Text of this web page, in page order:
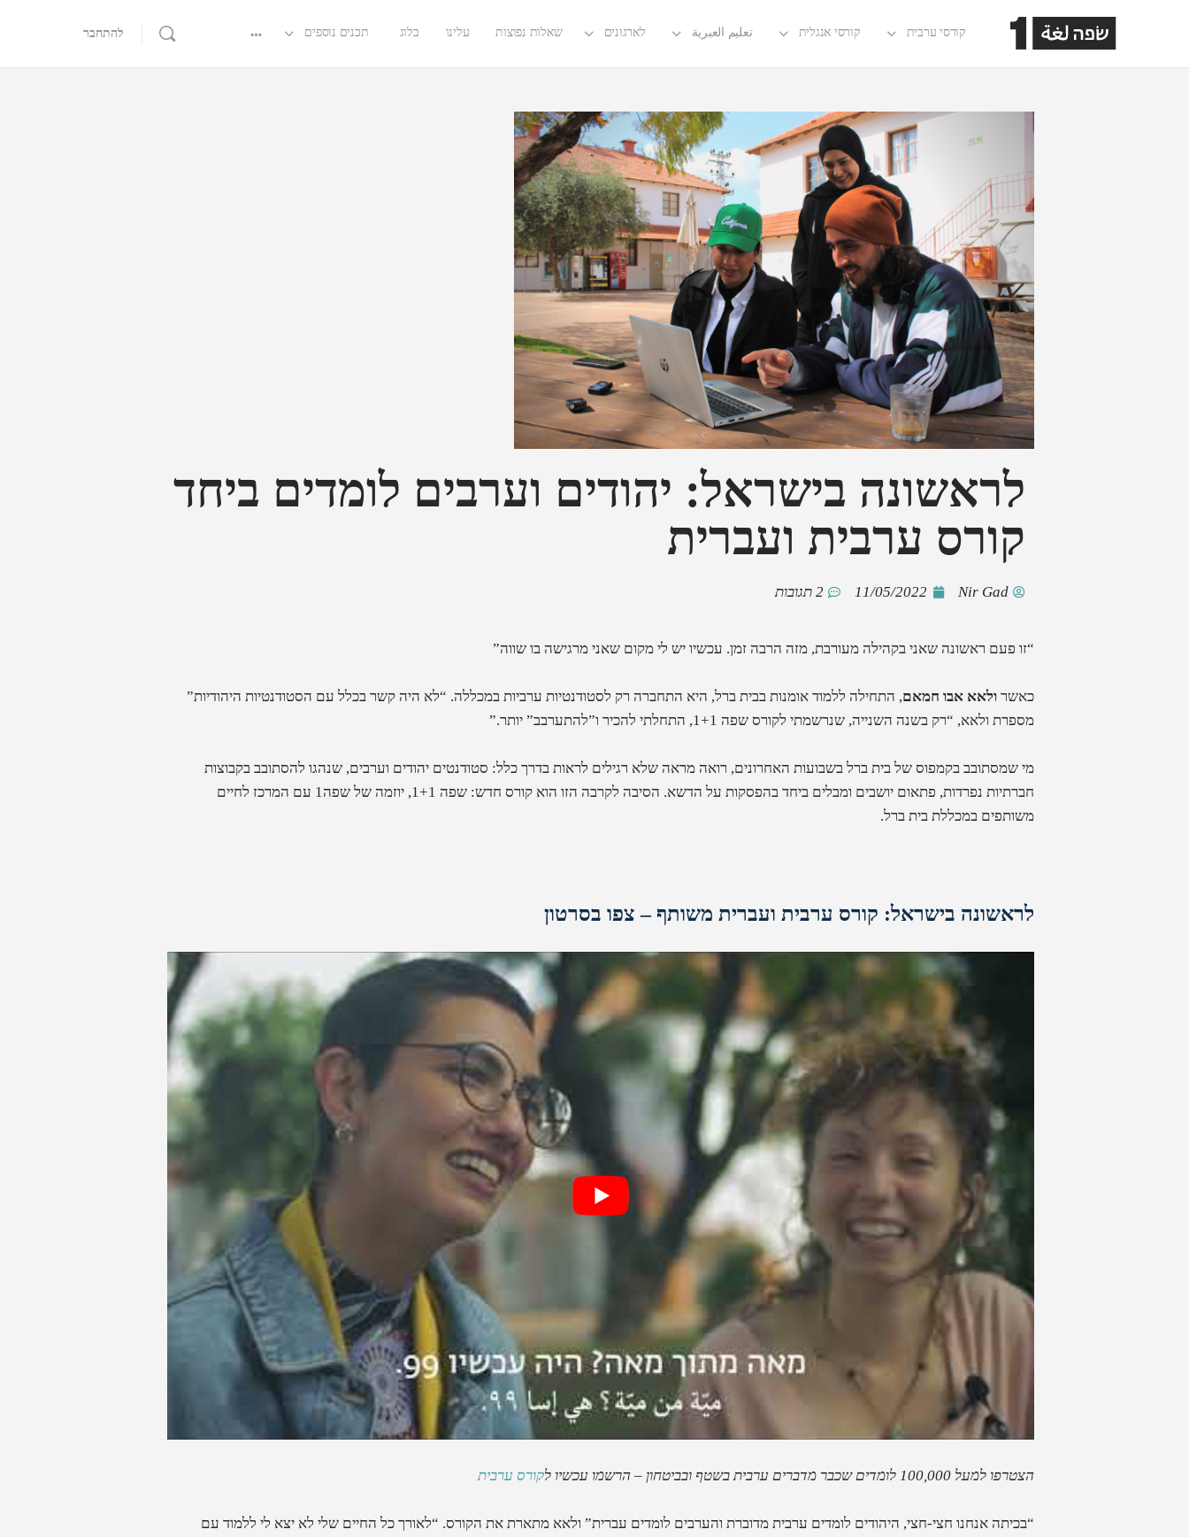
קורסי ערבית קורסי אנגלית تعليم العبرية לארגונים שאלות נפוצות עלינו בלוג תכנים נוספים להתחבר
לראשונה בישראל: יהודים וערבים לומדים ביחד
קורס ערבית ועברית
Nir Gad
11/05/2022 2 תגובות
“זו פעם ראשונה שאני בקהילה מעורבת, מזה הרבה זמן. עכשיו יש לי מקום שאני מרגישה בו שווה”
כאשר ולאא אבו חמאם, התחילה ללמוד אומנות בבית ברל, היא התחברה רק לסטודנטיות ערביות במכללה. “לא היה קשר בכלל עם הסטודנטיות היהודיות”
מספרת ולאא, “רק בשנה השנייה, שנרשמתי לקורס שפה 1+1, התחלתי להכיר ו”להתערבב” יותר.”
מי שמסתובב בקמפוס של בית ברל בשבועות האחרונים, רואה מראה שלא רגילים לראות בדרך כלל: סטודנטים יהודים וערבים, שנהגו להסתובב בקבוצות
חברתיות נפרדות, פתאום יושבים ומבלים ביחד בהפסקות על הדשא. הסיבה לקרבה הזו הוא קורס חדש: שפה 1+1, יוזמה של שפה1 עם המרכז לחיים
משותפים במכללת בית ברל.
לראשונה בישראל: קורס ערבית ועברית משותף – צפו בסרטון
הצטרפו למעל 100,000 לומדים שכבר מדברים ערבית בשטף ובביטחון – הרשמו עכשיו ל קורס ערבית
“בכיתה אנחנו חצי-חצי, היהודים לומדים ערבית מדוברת והערבים לומדים עברית” ולאא מתארת את הקורס. “לאורך כל החיים שלי לא יצא לי ללמוד עם